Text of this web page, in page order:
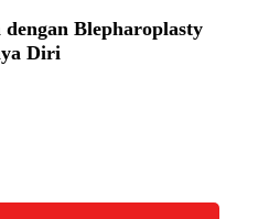
Blepharoplasty
Diri